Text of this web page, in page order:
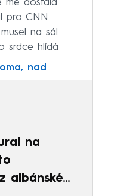
mě dostala
pro CNN
na sál
srdce hlídá
nad
na
albánské